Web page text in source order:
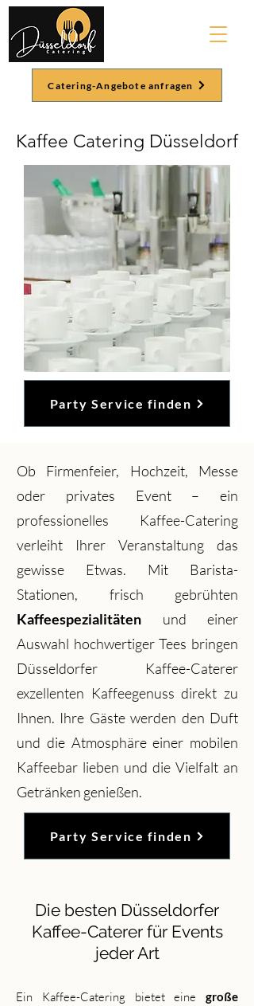
Catering-Angebote anfragen
Kaffee Catering Düsseldorf
Party Service finden
Ob Firmenfeier, Hochzeit, Messe
oder privates Event – ein
professionelles Kaffee-Catering
verleiht Ihrer Veranstaltung das
gewisse Etwas. Mit Barista-
Stationen, frisch gebrühten
Kaffeespezialitäten und einer
Auswahl hochwertiger Tees bringen
Düsseldorfer Kaffee-Caterer
exzellenten Kaffeegenuss direkt zu
Ihnen. Ihre Gäste werden den Duft
und die Atmosphäre einer mobilen
Kaffeebar lieben und die Vielfalt an
Getränken genießen.
Party Service finden
Die besten Düsseldorfer
Kaffee-Caterer für Events
jeder Art
Ein Kaffee-Catering bietet eine große